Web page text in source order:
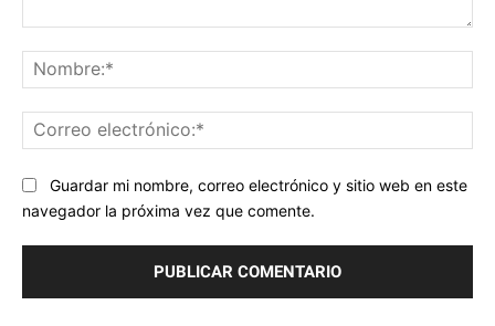
Guardar mi nombre, correo electrónico y sitio web en este
navegador la próxima vez que comente.